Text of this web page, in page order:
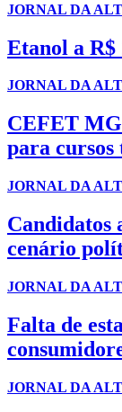
JORNAL DA
Etanol a
JORNAL DA
CEFET
para cursos
JORNAL DA
Candidatos
cenário
JORNAL DA
Falta de
JORNAL DA